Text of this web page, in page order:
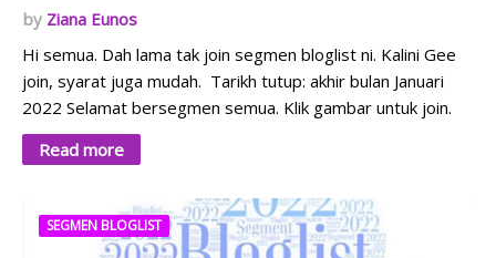
Ziana Eunos
Hi semua. Dah lama tak join segmen bloglist ni. Kalini Gee
join, syarat juga mudah. Tarikh tutup: akhir bulan Januari
2022 Selamat bersegmen semua. Klik gambar untuk join.
Read more
SEGMEN BLOGLIST